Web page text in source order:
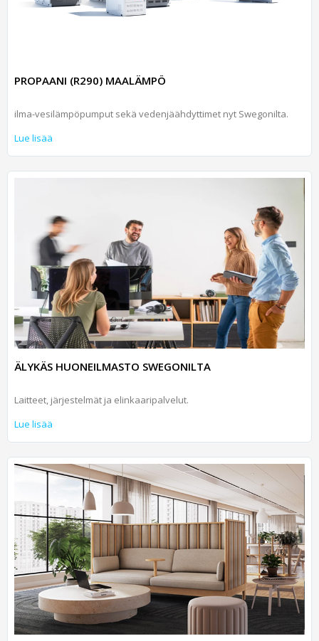
PROPAANI (R290) MAALÄMPÖ
ilma-vesilämpöpumput sekä vedenjäähdyttimet nyt Swegonilta.
Lue lisää
ÄLYKÄS HUONEILMASTO SWEGONILTA
Laitteet, järjestelmät ja elinkaaripalvelut.
Lue lisää